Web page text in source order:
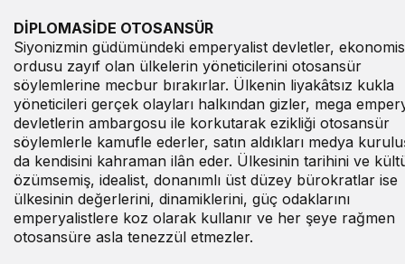
DİPLOMASİDE OTOSANSÜR
Siyonizmin güdümündeki emperyalist devletler,
ordusu zayıf olan ülkelerin yöneticilerini otosansür
söylemlerine mecbur bırakırlar. Ülkenin liyakâtsız kukla
yöneticileri gerçek olayları halkından gizler, mega
devletlerin ambargosu ile korkutarak ezikliği otosansür
söylemlerle kamufle ederler, satın aldıkları medya
da kendisini kahraman ilân eder. Ülkesinin tarihini ve
özümsemiş, idealist, donanımlı üst düzey bürokratlar ise
ülkesinin değerlerini, dinamiklerini, güç odaklarını
emperyalistlere koz olarak kullanır ve her şeye rağmen
otosansüre asla tenezzül etmezler.